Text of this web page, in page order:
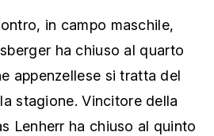
in campo maschile,
ha chiuso al quarto
appenzellese si tratta del
stagione. Vincitore della
Lenherr ha chiuso al quinto